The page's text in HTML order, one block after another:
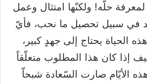
لمعرفة حلّه! ولكنّها امتثال وعمل
في سبيل تحصيل ما نحب، فأيّ
الحياة يحتاج إلى جهدٍ كبير،
إذا كان هذا المطلوب متعلّقاً
الأيّام صارت السّعادة شبحاّ